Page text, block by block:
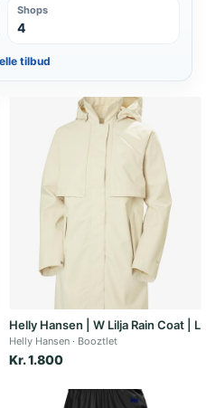
Shops
4
tilbud
Helly Hansen | W Lilja Rain Coat | L
Helly Hansen Booztlet
Kr. 1.800